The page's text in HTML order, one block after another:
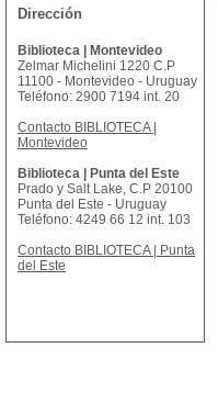
Dirección
Biblioteca | Montevideo
Zelmar Michelini 1220 C.P
11100 - Montevideo - Uruguay
Teléfono: 2900 7194 int. 20
Contacto BIBLIOTECA |
Montevideo
Biblioteca | Punta del Este
Prado y Salt Lake, C.P 20100
Punta del Este - Uruguay
Teléfono: 4249 66 12 int. 103
Contacto BIBLIOTECA | Punta
del Este